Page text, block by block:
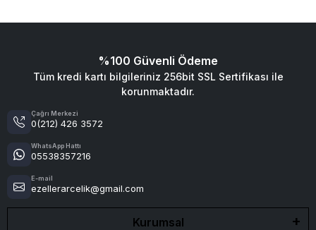
%100 Güvenli Ödeme
Tüm kredi kartı bilgileriniz 256bit SSL Sertifikası ile
korunmaktadır.
Çağrı Merkezi
0(212) 426 3572
WhatsApp Hattı
05538357216
E-mail
ezellerarcelik@gmail.com
Kurumsal